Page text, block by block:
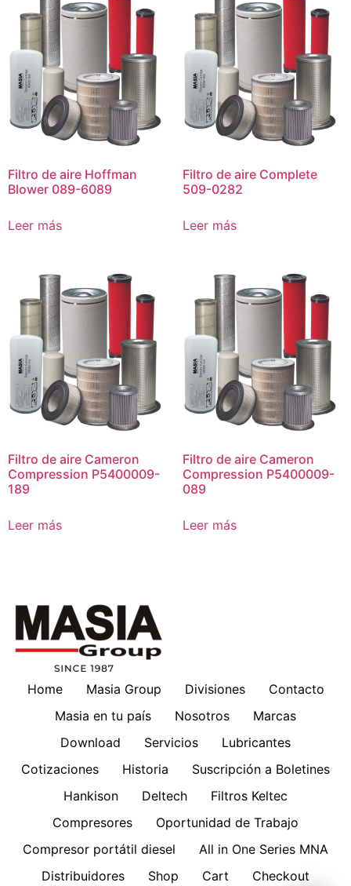
Filtro de aire Hoffman
Blower 089-6089
Leer más
Filtro de aire Complete
509-0282
Leer más
Filtro de aire Cameron
Compression P5400009-
189
Leer más
Filtro de aire Cameron
Compression P5400009-
089
Leer más
Home Masia Group Divisiones
Contacto
Masia en tu país
Nosotros
Marcas
Download
Servicios
Lubricantes
Cotizaciones
Historia
Suscripción a Boletines
Hankison
Deltech
Filtros Keltec
Compresores
Oportunidad de Trabajo
Compresor portátil diesel
All in One Series MNA
Distribuidores
Shop Cart Checkout